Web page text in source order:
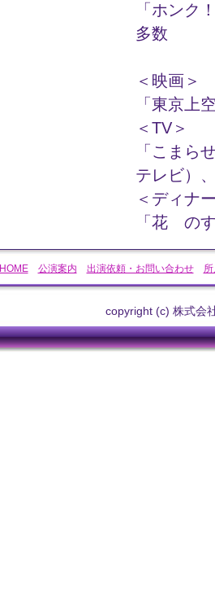
「ホンク
多数
＜映画＞
「東京上
＜TV＞
「こまら
テレビ）
＜ディナ
「花 の
HOME 公演案内 出演依頼・お問い合わせ
copyright (c) 株式会